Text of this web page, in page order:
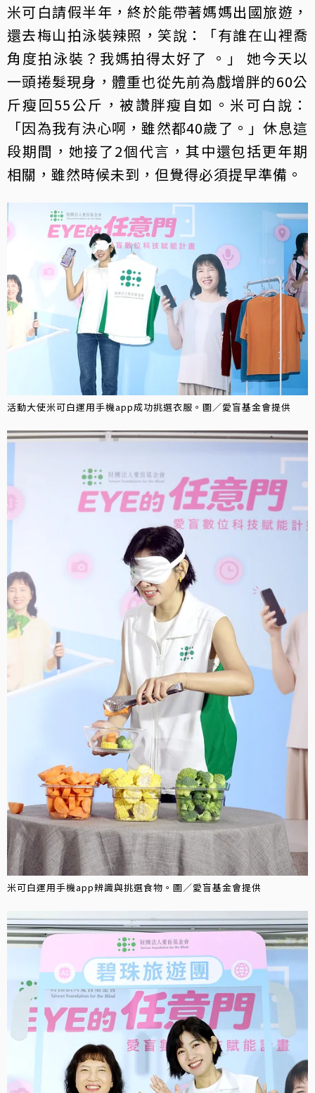
米可白請假半年，終於能帶著媽媽出國旅遊，
還去梅山拍泳裝辣照，笑說：「有誰在山裡喬
角度拍泳裝？我媽拍得太好了 。」 她今天以
一頭捲髮現身，體重也從先前為戲增胖的60公
斤瘦回55公斤，被讚胖瘦自如。米可白說：
「因為我有決心啊，雖然都40歲了。」休息這
段期間，她接了2個代言，其中還包括更年期
相關，雖然時候未到，但覺得必須提早準備。
活動大使米可白運用手機app成功挑選衣服。圖／愛盲基金會提供
米可白運用手機app辨識與挑選食物。圖／愛盲基金會提供